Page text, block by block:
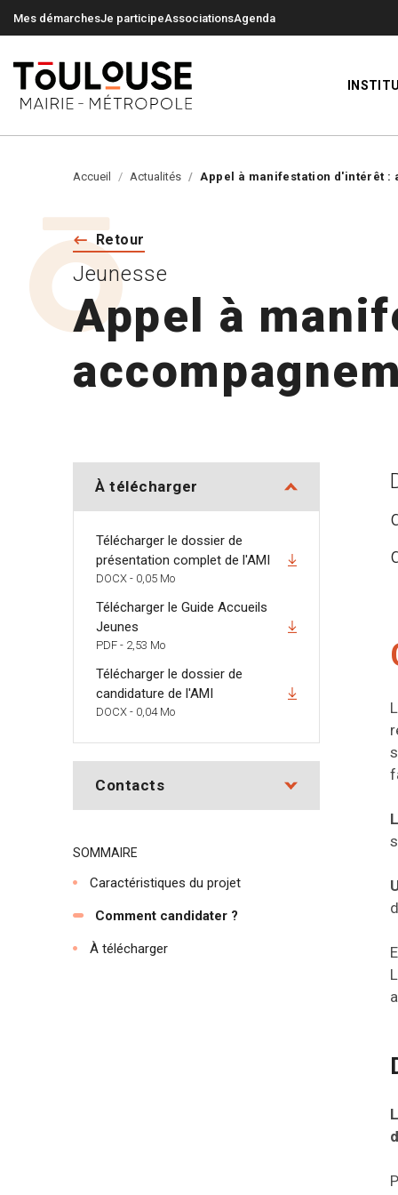
Mes démarchesJe participeAssociationsAgenda
Accueil Actualités Appel à manifestation d'intérêt :
Retour
Appel à
Jeunesse
À télécharger
Télécharger le dossier de
présentation complet de l'AMI
DOCX - 0,05 Mo
Télécharger le Guide Accueils
Jeunes
PDF - 2,53 Mo
Télécharger le dossier de
candidature de l'AMI
DOCX - 0,04 Mo
Contacts
SOMMAIRE
Caractéristiques du projet
Comment candidater ?
À télécharger